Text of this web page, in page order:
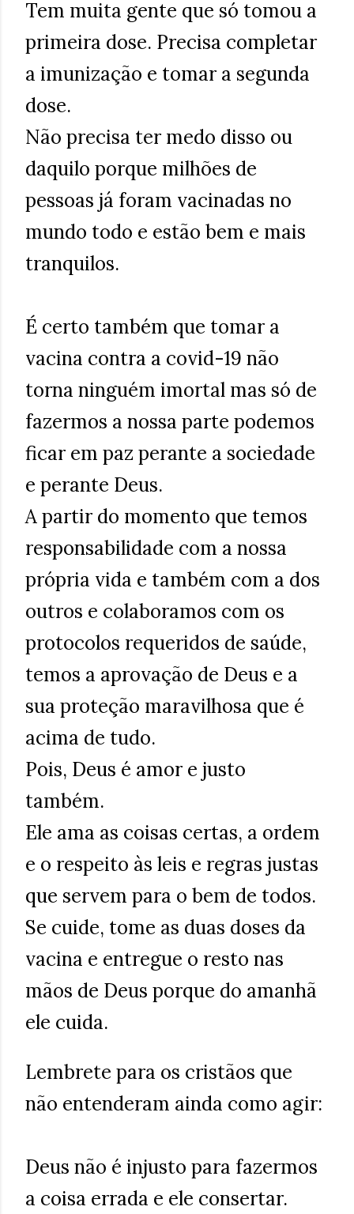
Tem muita gente que só tomou a
primeira dose. Precisa completar
a imunização e tomar a segunda
dose.
Não precisa ter medo disso ou
daquilo porque milhões de
pessoas já foram vacinadas no
mundo todo e estão bem e mais
tranquilos.
É certo também que tomar a
vacina contra a covid-19 não
torna ninguém imortal mas só de
fazermos a nossa parte podemos
ficar em paz perante a sociedade
e perante Deus.
A partir do momento que temos
responsabilidade com a nossa
própria vida e também com a dos
outros e colaboramos com os
protocolos requeridos de saúde,
temos a aprovação de Deus e a
sua proteção maravilhosa que é
acima de tudo.
Pois, Deus é amor e justo
também.
Ele ama as coisas certas, a ordem
e o respeito às leis e regras justas
que servem para o bem de todos.
Se cuide, tome as duas doses da
vacina e entregue o resto nas
mãos de Deus porque do amanhã
ele cuida.
Lembrete para os cristãos que
não entenderam ainda como agir:
Deus não é injusto para fazermos
a coisa errada e ele consertar.